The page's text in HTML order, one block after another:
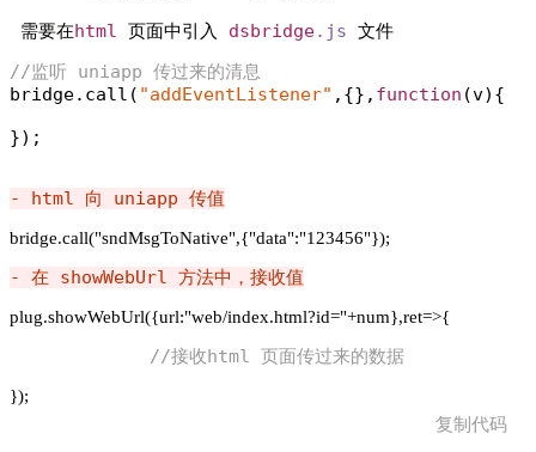
需要在html 页面中引入 dsbridge.js
//监听 uniapp 传过来的清息
bridge.call( "addEventListener" ,{}, function (v) {
});
- html 向 uniapp 传值
bridge.call("sndMsgToNative",{"data":"123456"});
- 在 showWebUrl 方法中，接收值
plug.showWebUrl({url:"web/index.html?id="+num},ret=>{
//接收html 页面传过来的数据
});
复制代码